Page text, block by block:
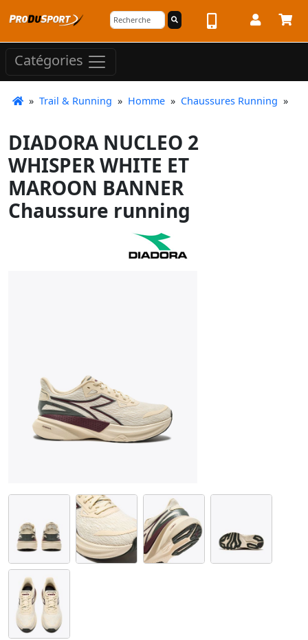
Catégories
» Trail & Running » Homme » Chaussures Running »
DIADORA NUCLEO 2
WHISPER WHITE ET
MAROON BANNER
Chaussure running